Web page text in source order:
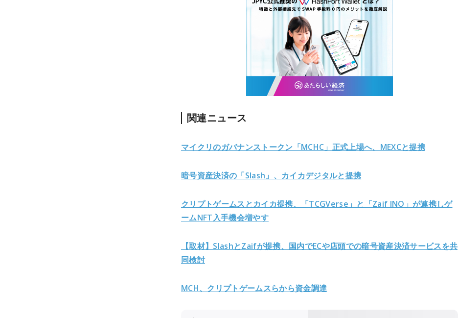
関連ニュース
マイクリのガバナンストークン「MCHC」正式上場へ、MEXCと提携
暗号資産決済の「Slash」、カイカデジタルと提携
クリプトゲームスとカイカ提携、「TCGVerse」と「Zaif INO」が連携しゲ
ームNFT入手機会増やす
【取材】SlashとZaifが提携、国内でECや店頭での暗号資産決済サービスを共
同検討
MCH、クリプトゲームスらから資金調達